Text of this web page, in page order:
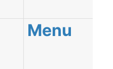
Menu